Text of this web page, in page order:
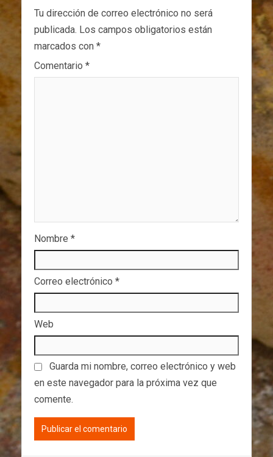
Tu dirección de correo electrónico no será
publicada. Los campos obligatorios están
marcados con *
Comentario *
Nombre *
Correo electrónico *
Web
Guarda mi nombre, correo electrónico y web
en este navegador para la próxima vez que
comente.